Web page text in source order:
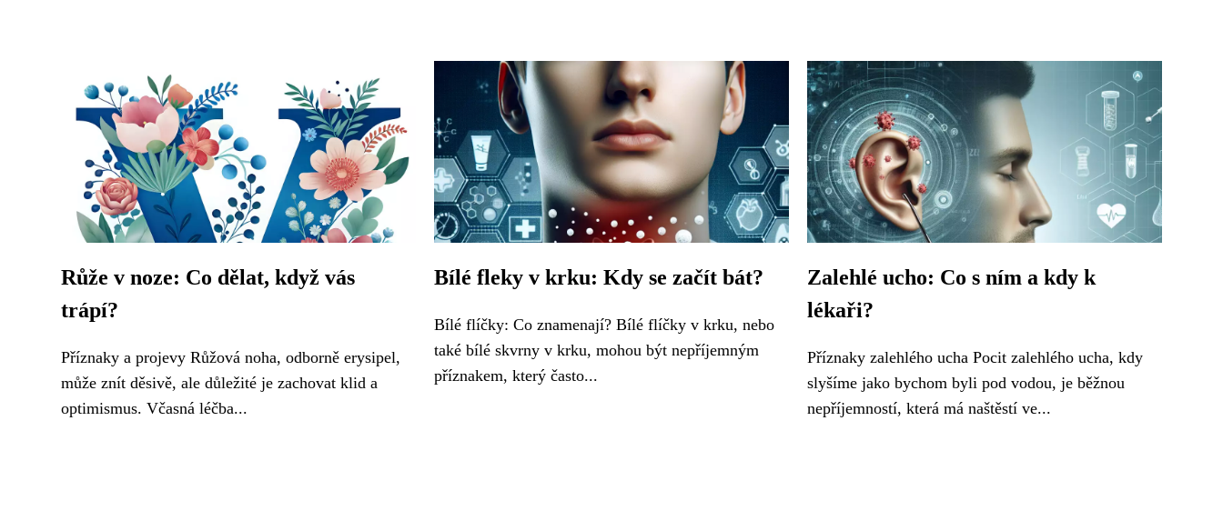
Růže v noze: Co dělat, když vás
trápí?
Příznaky a projevy Růžová noha, odborně erysipel,
může znít děsivě, ale důležité je zachovat klid a
optimismus. Včasná léčba...
Bílé fleky v krku: Kdy se začít bát?
Bílé flíčky: Co znamenají? Bílé flíčky v krku, nebo
také bílé skvrny v krku, mohou být nepříjemným
příznakem, který často...
Zalehlé ucho: Co s ním a kdy k
lékaři?
Příznaky zalehlého ucha Pocit zalehlého ucha, kdy
slyšíme jako bychom byli pod vodou, je běžnou
nepříjemností, která má naštěstí ve...